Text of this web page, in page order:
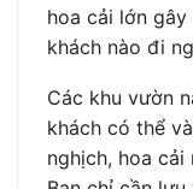
hoa cải lớn
khách nào đi
Các khu vườn
khách có thể
nghịch, hoa